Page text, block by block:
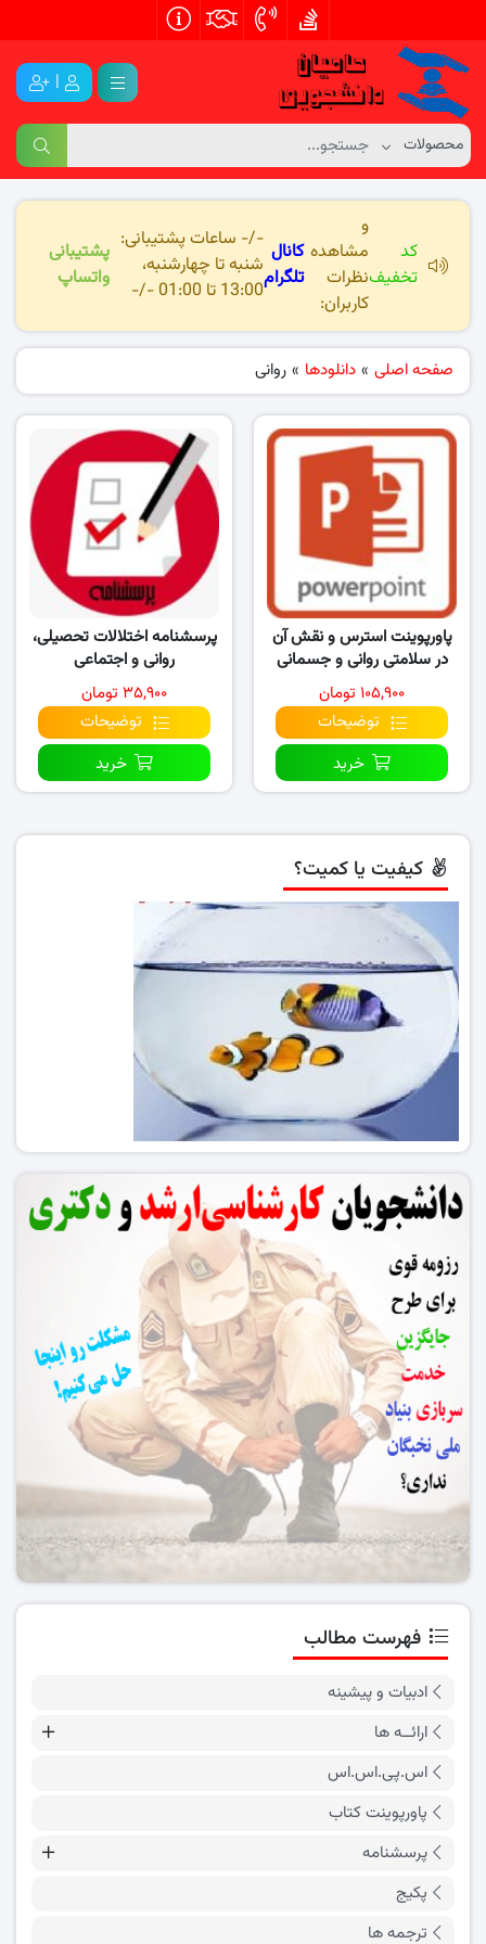
|
کد
تخفیف
و
مشاهده
نظرات
کاربران:
کانال
تلگرام
-/- ساعات پشتیبانی:
شنبه تا چهارشنبه،
13:00 تا 01:00 -/-
پشتیبانی
واتساپ
صفحه اصلی » دانلودها » روانی
پاورپوینت استرس و نقش آن
در سلامتی روانی و جسمانی
انسان۱۰۵,۹۰۰ تومان
توضیحات
خرید
پرسشنامه اختلالات تحصیلی،
روانی و اجتماعی
۳۵,۹۰۰ تومان
توضیحات
خرید
کیفیت یا کمیت؟
فهرست مطالب
ادبیات و پیشینه
ارائــه ها
اس.پی.اس.اس
پاورپوینت کتاب
پرسشنامه
پکیج
ترجمه ها